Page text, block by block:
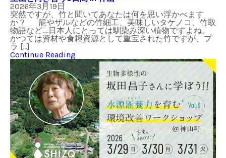
2026年3月19日
突然ですが、竹と聞いてあなたは何を思い浮かべます
か？ 籠やザルなどの竹細工、美味しいタケノコ、竹取
物語など….日本人にとっては馴染み深い植物ですよね。
かつては資材や食糧資源として重宝された竹ですが、プ
ラ […]
Continue Reading